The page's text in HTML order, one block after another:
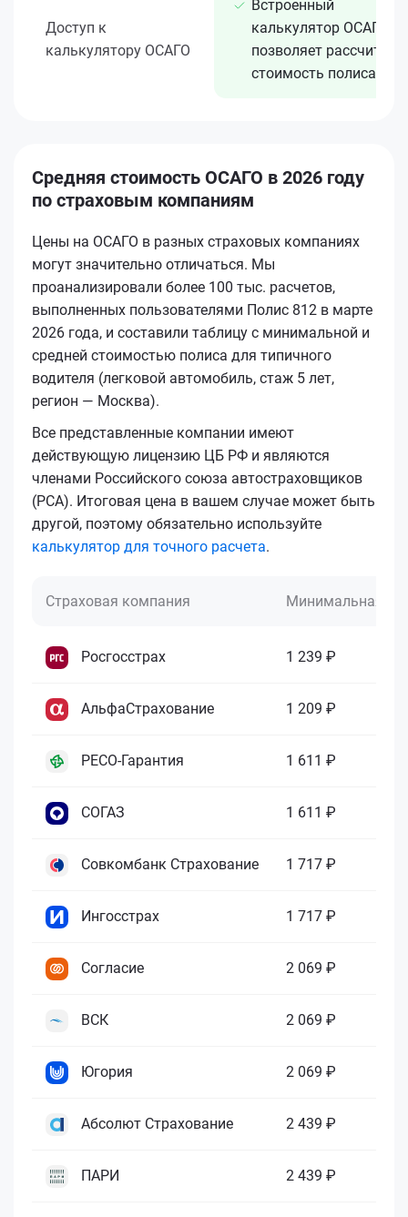
Доступ к
калькулятору ОСАГО
Встроенный
калькулятор ОСАГО
позволяет рассчитать
стоимость полиса
Средняя стоимость ОСАГО в 2026 году
по страховым компаниям
Цены на ОСАГО в разных страховых компаниях
могут значительно отличаться. Мы
проанализировали более 100 тыс. расчетов,
выполненных пользователями Полис 812 в марте
2026 года, и составили таблицу с минимальной и
средней стоимостью полиса для типичного
водителя (легковой автомобиль, стаж 5 лет,
регион — Москва).
Все представленные компании имеют
действующую лицензию ЦБ РФ и являются
членами Российского союза автостраховщиков
(РСА). Итоговая цена в вашем случае может быть
другой, поэтому обязательно используйте
калькулятор для точного расчета.
Страховая компания Минимальная
Росгосстрах 1 239 ₽
АльфаСтрахование 1 209 ₽
РЕСО-Гарантия 1 611 ₽
СОГАЗ 1 611 ₽
Совкомбанк Страхование 1 717 ₽
Ингосстрах 1 717 ₽
Согласие 2 069 ₽
ВСК 2 069 ₽
Югория 2 069 ₽
Абсолют Страхование 2 439 ₽
ПАРИ 2 439 ₽